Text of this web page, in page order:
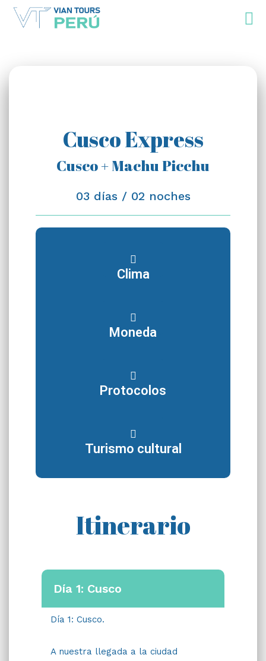
Cusco Express
Cusco + Machu Picchu
03 días / 02 noches
Clima
Moneda
Protocolos
Turismo cultural
Itinerario
Día 1: Cusco
Día 1: Cusco.
A nuestra llegada a la ciudad